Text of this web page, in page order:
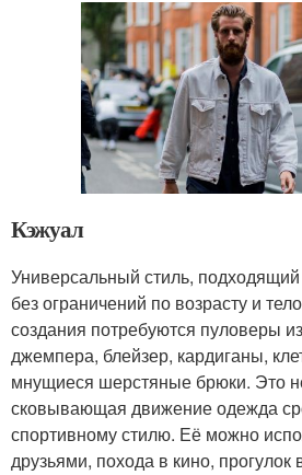
Кэжуал
Универсальный стиль,
без ограничений по возрасту и
создания потребуются пуловеры
джемпера, блейзер, кардиганы,
мнущиеся шерстяные брюки. Это
сковывающая движение одежда
спортивному стилю. Её можно
друзьями, похода в кино, прогулок